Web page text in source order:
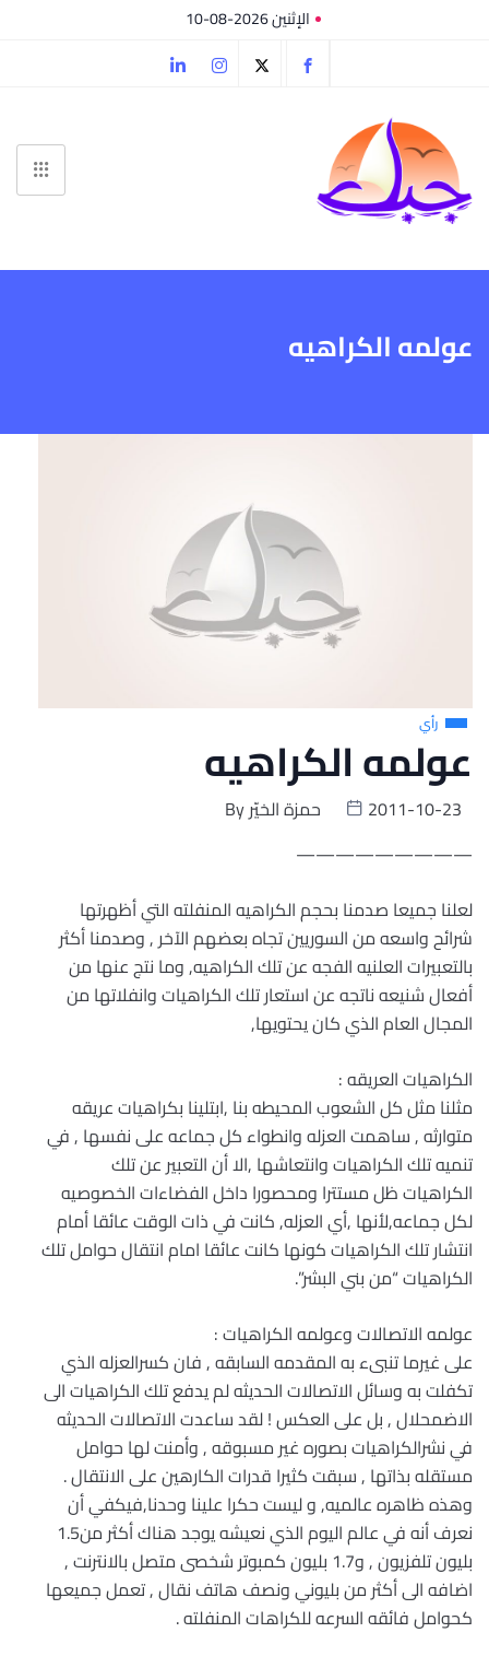
الإثنين 2026-08-10
عولمه الكراهيه
رأي
عولمه الكراهيه
Byحمزة الخيّر
2011-10-23
—————————
لعلنا جميعا صدمنا بحجم الكراهيه المنفلته التي أظهرتها
شرائح واسعه من السوريين تجاه بعضهم الآخر , وصدمنا أكثر
بالتعبيرات العلنيه الفجه عن تلك الكراهيه, وما نتج عنها من
أفعال شنيعه ناتجه عن استعار تلك الكراهيات وانفلاتها من
المجال العام الذي كان يحتويها,
الكراهيات العريقه :
مثلنا مثل كل الشعوب المحيطه بنا ,ابتلينا بكراهيات عريقه
متوارثه , ساهمت العزله وانطواء كل جماعه على نفسها , في
تنميه تلك الكراهيات وانتعاشها ,الا أن التعبير عن تلك
الكراهيات ظل مستترا ومحصورا داخل الفضاءات الخصوصيه
لكل جماعه,لأنها ,أي العزله, كانت في ذات الوقت عائقا أمام
انتشار تلك الكراهيات كونها كانت عائقا امام انتقال حوامل تلك
الكراهيات “من بني البشر”.
عولمه الاتصالات وعولمه الكراهيات :
على غيرما تنبىء به المقدمه السابقه , فان كسرالعزله الذي
تكفلت به وسائل الاتصالات الحديثه لم يدفع تلك الكراهيات الى
الاضمحلال , بل على العكس ! لقد ساعدت الاتصالات الحديثه
في نشرالكراهيات بصوره غير مسبوقه , وأمنت لها حوامل
مستقله بذاتها , سبقت كثيرا قدرات الكارهين على الانتقال .
وهذه ظاهره عالميه, و ليست حكرا علينا وحدنا,فيكفي أن
نعرف أنه في عالم اليوم الذي نعيشه يوجد هناك أكثر من1.5
بليون تلفزيون , و1.7 بليون كمبوتر شخصى متصل بالانترنت ,
اضافه الى أكثر من بليوني ونصف هاتف نقال , تعمل جميعها
كحوامل فائقه السرعه للكراهات المنفلته .